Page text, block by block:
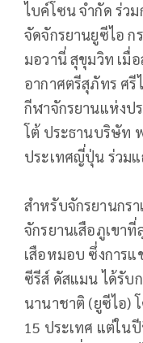
ไบค์โซน จำกัด ร่ว
จัดจักรยานยูซีไอ ก
มอวานี่ สุขุมวิท เมื่
อากาศตรีสุภัทร ศรี
กีฬาจักรยานแห่งป
โต้ ประธานบริษัท
ประเทศญี่ปุ่น ร่วมแ
สำหรับจักรยานกรา
จักรยานเสือภูเขา
เสือหมอบ ซึ่งการแ
ซีรีส์ ดัสแมน ได้รับ
นานาชาติ (ยูซีไอ)
15 ประเทศ แต่ใน